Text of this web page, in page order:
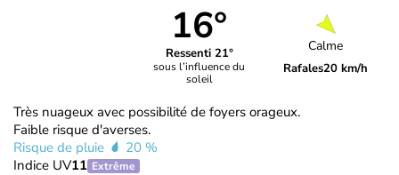
16°
Ressenti 21°
sous l’influence du
soleil
Calme
Rafales20 km/h
Très nuageux avec possibilité de foyers orageux.
Faible risque d'averses.
Risque de pluie
20 %
Indice UV11 Extrême